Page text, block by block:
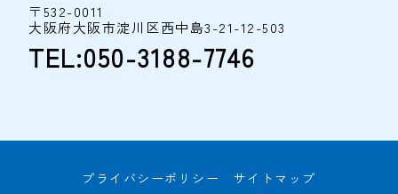
〒532-0011
大阪府大阪市淀川区西中島3-21-12-503
TEL:050-3188-7746
プライバシーポリシー
サイトマップ